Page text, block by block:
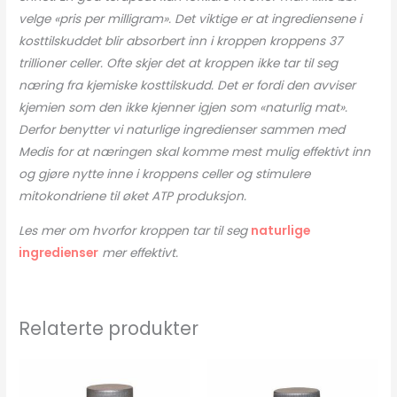
velge «pris per milligram». Det viktige er at ingrediensene i
kosttilskuddet blir absorbert inn i kroppen kroppens 37
trillioner celler. Ofte skjer det at kroppen ikke tar til seg
næring fra kjemiske kosttilskudd. Det er fordi den avviser
kjemien som den ikke kjenner igjen som «naturlig mat».
Derfor benytter vi naturlige ingredienser sammen med
Medis for at næringen skal komme mest mulig effektivt inn
og gjøre nytte inne i kroppens celler og stimulere
mitokondriene til øket ATP produksjon.
Les mer om hvorfor kroppen tar til seg naturlige
ingredienser mer effektivt.
Relaterte produkter